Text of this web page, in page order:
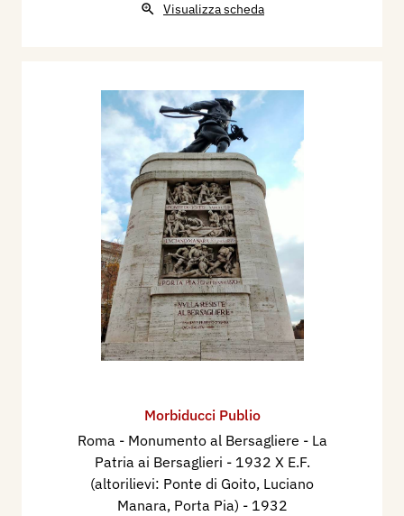
Visualizza scheda
Morbiducci Publio
Roma - Monumento al Bersagliere - La
Patria ai Bersaglieri - 1932 X E.F.
(altorilievi: Ponte di Goito, Luciano
Manara, Porta Pia) - 1932